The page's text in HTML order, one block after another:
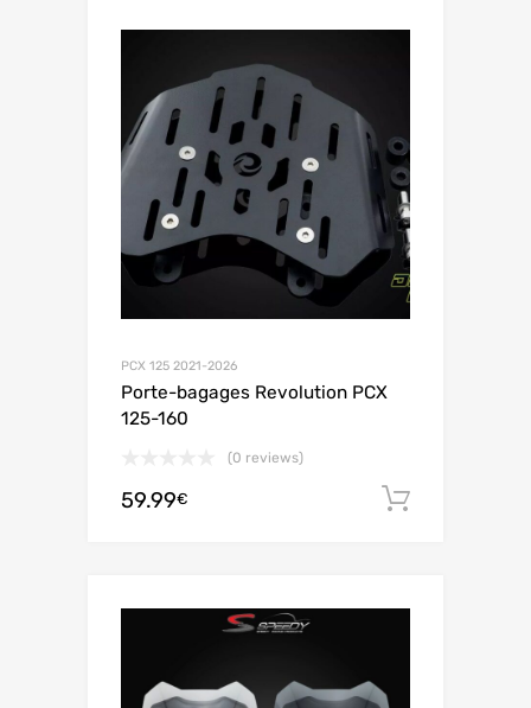
PCX 125 2021-2026
Porte-bagages Revolution PCX
125-160
(0 reviews)
59.99€